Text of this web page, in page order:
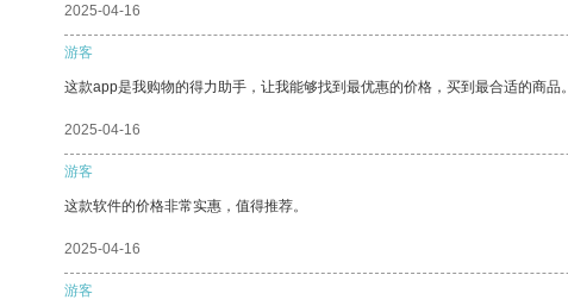
2025-04-16
游客
这款app是我购物的得力助手，让我能够找到最优惠的价格，买到最合适的商品。
2025-04-16
游客
这款软件的价格非常实惠，值得推荐。
2025-04-16
游客